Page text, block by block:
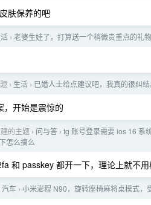
肤保养的吧
› 老婆生娃了，打算送一个稍微贵重点的礼
› 生活 › 已婚人士给点建议吧，我真的很纠结
，开始是震惊的
的主题 › 问与答 › tg 账号登录需要 ios 16 系
怎么搞么
和 passkey 都开一下，理论上就不
汽车 › 小米澎程 N90，旋转座椅麻将桌模式，